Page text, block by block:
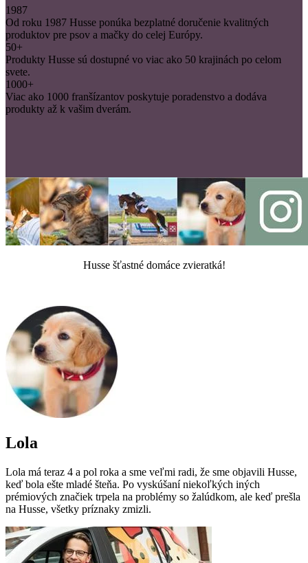
1987
Od roku 1987 Husse ponúka bezplatné doručenie kvalitných
produktov pre psov a mačky do celej Európy.
50+
Produkty Husse sú dostupné vo viac ako 50 krajinách po celom
svete.
1000+
Viac ako 1000 franšízantov poskytuje poradenstvo a dodáva
produkty až k vašim dverám.
Husse šťastné domáce zvieratká!
Lola
Lola má teraz 4 a pol roka a sme veľmi radi, že sme objavili Husse,
keď bola ešte mladé šteňa. Po vyskúšaní niekoľkých iných
prémiových značiek trpela na problémy so žalúdkom, ale keď prešla
na Husse, všetky príznaky zmizli.